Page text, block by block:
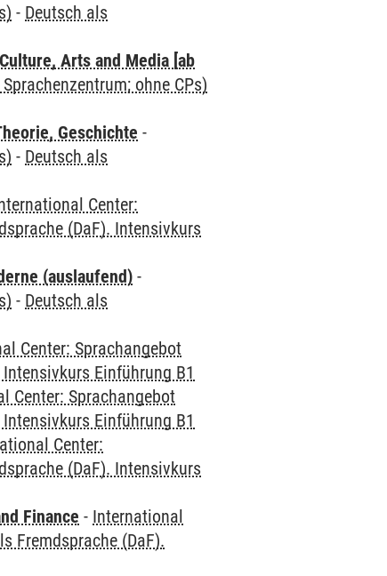
- Deutsch als
Arts and Media [ab
ohne CPs)
Geschichte -
- Deutsch als
Center:
(DaF). Intensivkurs
(auslaufend) -
- Deutsch als
Center: Sprachangebot
Einführung B1
Center: Sprachangebot
Einführung B1
Center:
(DaF). Intensivkurs
Finance - International
Fremdsprache (DaF).